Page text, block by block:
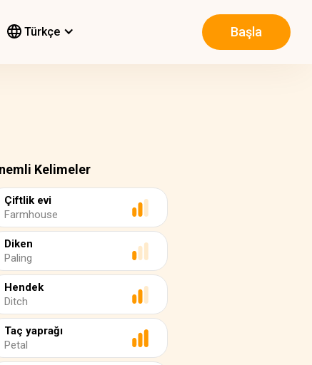
Türkçe Başla
Kelimeler
Çiftlik evi
Farmhouse
Diken
Paling
Hendek
Ditch
Taç yaprağı
Petal